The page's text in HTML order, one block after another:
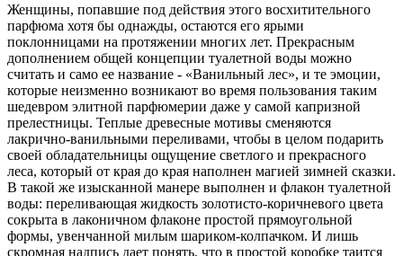
Женщины, попавшие под действия этого восхитительного
парфюма хотя бы однажды, остаются его ярыми
поклонницами на протяжении многих лет. Прекрасным
дополнением общей концепции туалетной воды можно
считать и само ее название - «Ванильный лес», и те эмоции,
которые неизменно возникают во время пользования таким
шедевром элитной парфюмерии даже у самой капризной
прелестницы. Теплые древесные мотивы сменяются
лакрично-ванильными переливами, чтобы в целом подарить
своей обладательницы ощущение светлого и прекрасного
леса, который от края до края наполнен магией зимней сказки.
В такой же изысканной манере выполнен и флакон туалетной
воды: переливающая жидкость золотисто-коричневого цвета
сокрыта в лаконичном флаконе простой прямоугольной
формы, увенчанной милым шариком-колпачком. И лишь
скромная надпись дает понять, что в простой коробке таится